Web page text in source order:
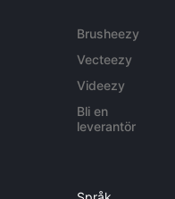
Brusheezy
Vecteezy
Videezy
Bli en
leverantör